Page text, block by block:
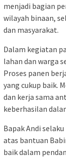
menjadi bagian
wilayah binaan,
dan masyarakat.
Dalam kegiatan
lahan dan warga
Proses panen
yang cukup baik.
dan kerja sama
keberhasilan
Bapak Andi
atas bantuan
baik dalam